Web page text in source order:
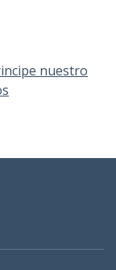
nuestro